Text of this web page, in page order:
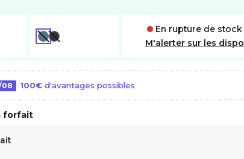
VERT NOIR
En rupture de stock
M'alerter sur les dispo
08 100€ d'avantages possibles
forfait